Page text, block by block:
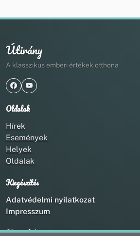
Útirány
A klasszikus emberi értékek otthona
Oldalak
Hírek
Események
Helyek
Oldalak
Kiegészítés
Adatvédelmi nyilatkozat
Impresszum
Kapcsolat